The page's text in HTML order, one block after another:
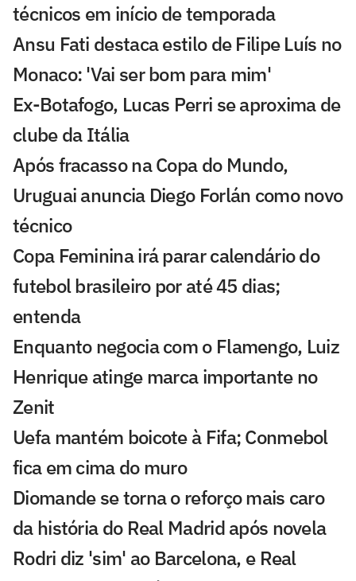
técnicos em início de temporada
Ansu Fati destaca estilo de Filipe Luís no
Monaco: 'Vai ser bom para mim'
Ex-Botafogo, Lucas Perri se aproxima de
clube da Itália
Após fracasso na Copa do Mundo,
Uruguai anuncia Diego Forlán como novo
técnico
Copa Feminina irá parar calendário do
futebol brasileiro por até 45 dias;
entenda
Enquanto negocia com o Flamengo, Luiz
Henrique atinge marca importante no
Zenit
Uefa mantém boicote à Fifa; Conmebol
fica em cima do muro
Diomande se torna o reforço mais caro
da história do Real Madrid após novela
Rodri diz 'sim' ao Barcelona, e Real